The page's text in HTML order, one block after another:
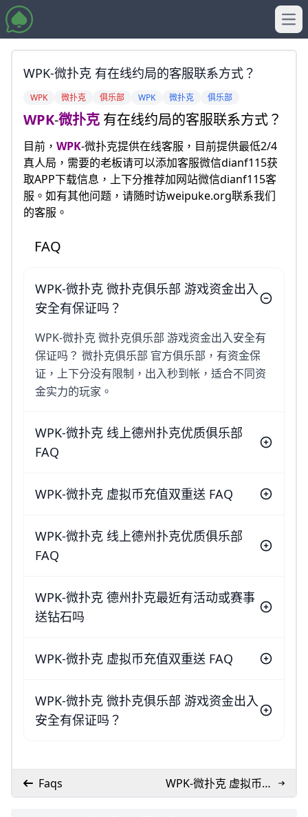
WPK-微扑克 有在线约局的客服联系方式？
WPK 微扑克 俱乐部 WPK 微扑克 俱乐部
WPK-微扑克 有在线约局的客服联系方式？
目前， WPK-微扑克提供在线客服，目前提供最低2/4
真人局，需要的老板请可以添加客服微信dianf115获
取APP下载信息，上下分推荐加网站微信dianf115客
服。如有其他问题，请随时访weipuke.org联系我们
的客服。
FAQ
WPK-微扑克 微扑克俱乐部 游戏资金出入
安全有保证吗？
WPK-微扑克 微扑克俱乐部 游戏资金出入安全有
保证吗？ 微扑克俱乐部 官方俱乐部，有资金保
证，上下分没有限制，出入秒到帐，适合不同资
金实力的玩家。
WPK-微扑克 线上德州扑克优质俱乐部
FAQ
WPK-微扑克 虚拟币充值双重送 FAQ
WPK-微扑克 线上德州扑克优质俱乐部
FAQ
WPK-微扑克 德州扑克最近有活动或赛事
送钻石吗
WPK-微扑克 虚拟币充值双重送 FAQ
WPK-微扑克 微扑克俱乐部 游戏资金出入
安全有保证吗？
Faqs
WPK-微扑克 虚拟币充
值双重送 FAQ